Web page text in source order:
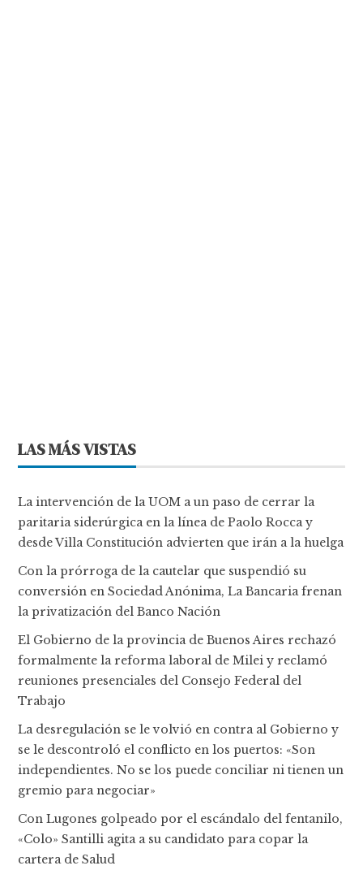
LAS MÁS VISTAS
La intervención de la UOM a un paso de cerrar la
paritaria siderúrgica en la línea de Paolo Rocca y
desde Villa Constitución advierten que irán a la huelga
Con la prórroga de la cautelar que suspendió su
conversión en Sociedad Anónima, La Bancaria frenan
la privatización del Banco Nación
El Gobierno de la provincia de Buenos Aires rechazó
formalmente la reforma laboral de Milei y reclamó
reuniones presenciales del Consejo Federal del
Trabajo
La desregulación se le volvió en contra al Gobierno y
se le descontroló el conflicto en los puertos: «Son
independientes. No se los puede conciliar ni tienen un
gremio para negociar»
Con Lugones golpeado por el escándalo del fentanilo,
«Colo» Santilli agita a su candidato para copar la
cartera de Salud